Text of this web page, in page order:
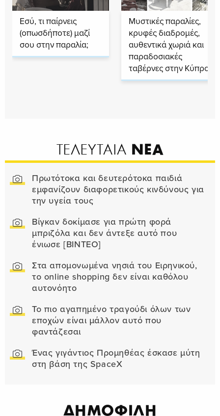
Εσύ, τι παίρνεις
(οπωσδήποτε) μαζί
σου στην παραλία;
Μυστικές παραλίες,
κρυφές διαδρομές,
αυθεντικά χωριά και
παραδοσιακές
ταβέρνες στην Κύπρο
ΤΕΛΕΥΤΑΙΑ ΝΕΑ
Πρωτότοκα και δευτερότοκα παιδιά
εμφανίζουν διαφορετικούς κινδύνους για
την υγεία τους
Βίγκαν δοκίμασε για πρώτη φορά
μπριζόλα και δεν άντεξε αυτό που
ένιωσε [ΒΙΝΤΕΟ]
Στα απομονωμένα νησιά του Ειρηνικού,
το online shopping δεν είναι καθόλου
αυτονόητο
Το πιο αγαπημένο τραγούδι όλων των
εποχών είναι μάλλον αυτό που
φαντάζεσαι
Ένας γιγάντιος Προμηθέας έσκασε μύτη
στη βάση της SpaceX
ΔΗΜΟΦΙΛΗ